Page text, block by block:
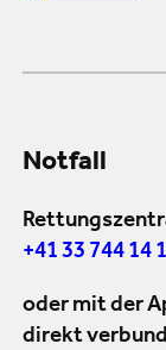
Notfall
+41 33 744 14
oder mit der
direkt